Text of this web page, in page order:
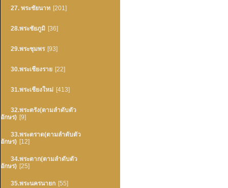
27. พระชัยนาท [201]
28.พระชัยภูมิ [36]
29.พระชุมพร [93]
30.พระเชียงราย [22]
31.พระเชียงใหม่ [413]
32.พระตรัง(ตามลำดับตัว
อักษร) [9]
33.พระตราด(ตามลำดับตัว
อักษร) [12]
34.พระตาก(ตามลำดับตัว
อักษร) [25]
35.พระนครนายก [55]